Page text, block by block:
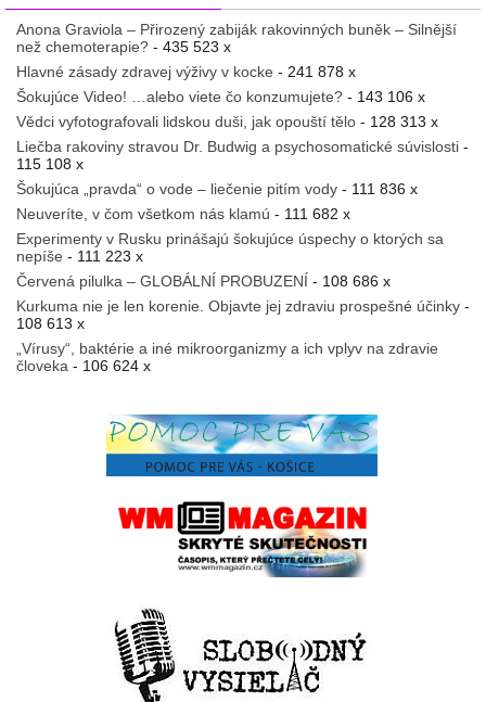
Anona Graviola – Přirozený zabiják rakovinných buněk – Silnější
než chemoterapie? - 435 523 x
Hlavné zásady zdravej výživy v kocke - 241 878 x
Šokujúce Video! …alebo viete čo konzumujete? - 143 106 x
Vědci vyfotografovali lidskou duši, jak opouští tělo - 128 313 x
Liečba rakoviny stravou Dr. Budwig a psychosomatické súvislosti -
115 108 x
Šokujúca „pravda“ o vode – liečenie pitím vody - 111 836 x
Neuveríte, v čom všetkom nás klamú - 111 682 x
Experimenty v Rusku prinášajú šokujúce úspechy o ktorých sa
nepíše - 111 223 x
Červená pilulka – GLOBÁLNÍ PROBUZENÍ - 108 686 x
Kurkuma nie je len korenie. Objavte jej zdraviu prospešné účinky -
108 613 x
„Vírusy“, baktérie a iné mikroorganizmy a ich vplyv na zdravie
človeka - 106 624 x